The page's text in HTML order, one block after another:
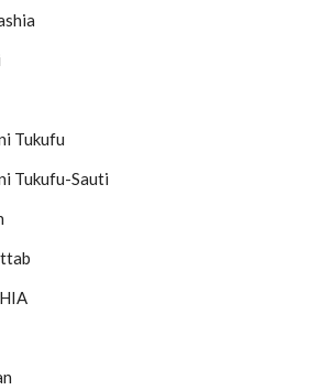
Tukufu
Tukufu-Sauti